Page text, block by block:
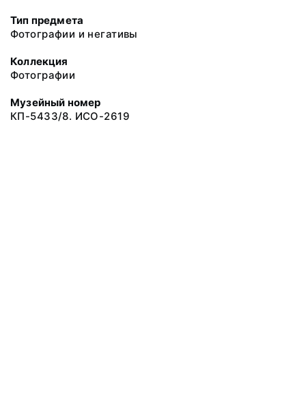
Тип предмета
Фотографии и негативы
Коллекция
Фотографии
Музейный номер
КП-5433/8. ИСО-2619